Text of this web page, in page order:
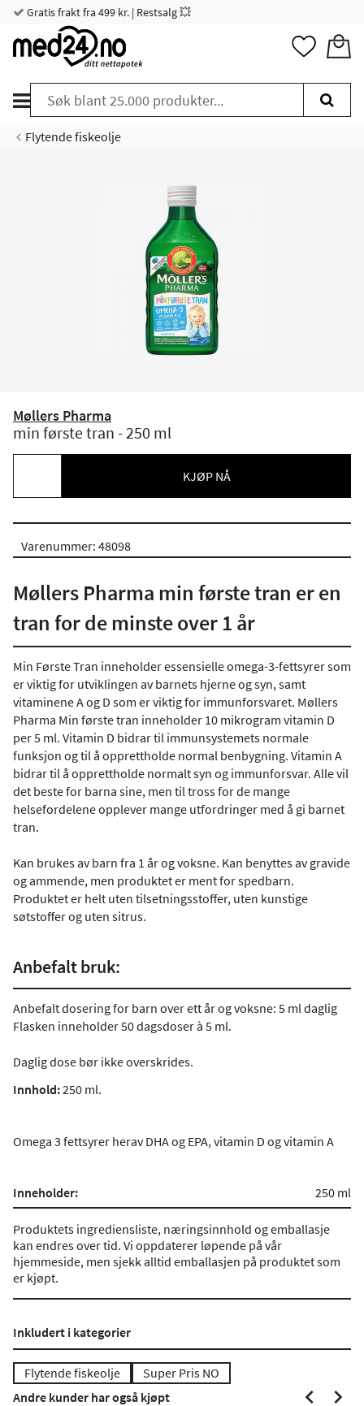
Gratis frakt fra 499 kr. | Restsalg 💥
Flytende fiskeolje
Møllers Pharma
min første tran - 250 ml
KJØP NÅ
Varenummer: 48098
Møllers Pharma min første tran er en
tran for de minste over 1 år
Min Første Tran inneholder essensielle omega-3-fettsyrer som
er viktig for utviklingen av barnets hjerne og syn, samt
vitaminene A og D som er viktig for immunforsvaret. Møllers
Pharma Min første tran inneholder 10 mikrogram vitamin D
per 5 ml. Vitamin D bidrar til immunsystemets normale
funksjon og til å opprettholde normal benbygning. Vitamin A
bidrar til å opprettholde normalt syn og immunforsvar. Alle vil
det beste for barna sine, men til tross for de mange
helsefordelene opplever mange utfordringer med å gi barnet
tran.
Kan brukes av barn fra 1 år og voksne. Kan benyttes av gravide
og ammende, men produktet er ment for spedbarn.
Produktet er helt uten tilsetningsstoffer, uten kunstige
søtstoffer og uten sitrus.
Anbefalt bruk:
Anbefalt dosering for barn over ett år og voksne: 5 ml daglig
Flasken inneholder 50 dagsdoser à 5 ml.
Daglig dose bør ikke overskrides.
Innhold:250 ml.
Omega 3 fettsyrer herav DHA og EPA, vitamin D og vitamin A
Inneholder: 250 ml
Produktets ingrediensliste, næringsinnhold og emballasje
kan endres over tid. Vi oppdaterer løpende på vår
hjemmeside, men sjekk alltid emballasjen på produktet som
er kjøpt.
Inkludert i kategorier
Flytende fiskeolje
Super Pris NO
Andre kunder har også kjøpt